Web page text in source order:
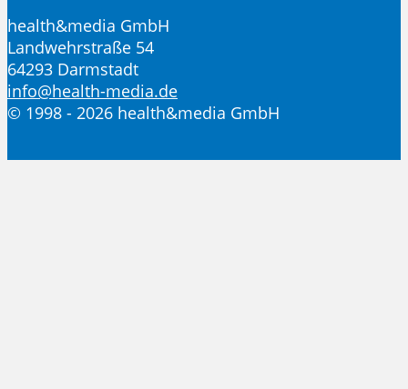
health&media GmbH
Landwehrstraße 54
64293 Darmstadt
info@health-media.de
© 1998 - 2026 health&media GmbH